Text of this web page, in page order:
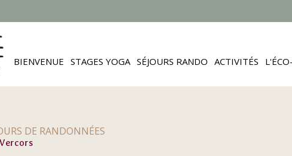
BIENVENUE STAGES YOGA SÉJOURS RANDO ACTIVITÉS
DE RANDONNÉES